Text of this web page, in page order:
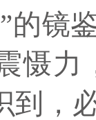
的镜
慑力
到，